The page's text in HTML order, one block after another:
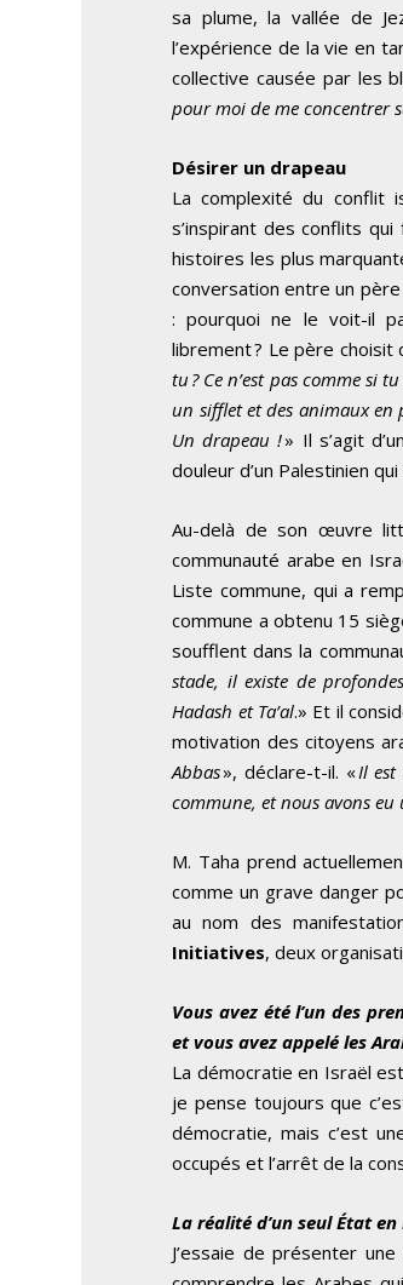
sa plume, la vallée de
l’expérience de la vie en
collective causée par les
pour moi de me concentrer
Désirer un drapeau
La complexité du conflit
s’inspirant des conflits
histoires les plus
conversation entre un
: pourquoi ne le voit-il
librement ? Le père
tu ? Ce n’est pas comme si
un sifflet et des animaux en
Un drapeau !» Il s’agit
douleur d’un Palestinien
Au-delà de son œuvre
communauté arabe en
Liste commune, qui a
commune a obtenu 15
soufflent dans la
stade, il existe de
Hadash et Ta’al.» Et il
motivation des citoyens
Abbas», déclare-t-il. «Il
commune, et nous avons eu
M. Taha prend
comme un grave danger
au nom des
Initiatives, deux
Vous avez été l’un des
et vous avez appelé les
La démocratie en Israël
je pense toujours que
démocratie, mais c’est
occupés et l’arrêt de la
La réalité d’un seul État
J’essaie de présenter